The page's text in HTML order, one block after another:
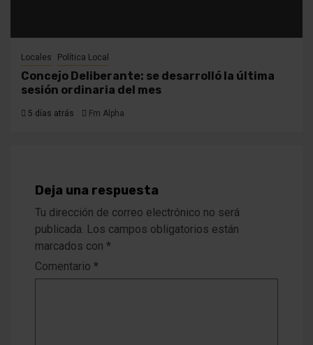
Locales Política Local
Concejo Deliberante: se desarrolló la última
sesión ordinaria del mes
5 días atrás Fm Alpha
Deja una respuesta
Tu dirección de correo electrónico no será
publicada. Los campos obligatorios están
marcados con *
Comentario *